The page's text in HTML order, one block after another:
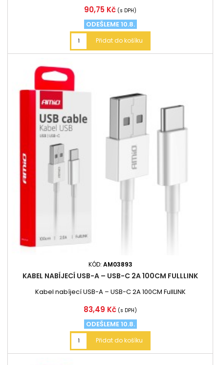
Cena
90,75 Kč (s DPH)
ODEŠLEME 10.8.
Přidat do košíku
KÓD: AM03893
KABEL NABÍJECÍ USB-A – USB-C 2A 100CM FULLLINK
Kabel nabíjecí USB-A – USB-C 2A 100CM FullLINK
Cena
83,49 Kč (s DPH)
ODEŠLEME 10.8.
Přidat do košíku